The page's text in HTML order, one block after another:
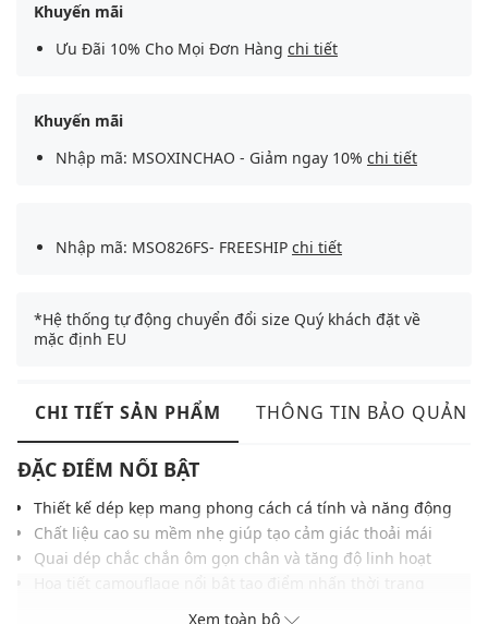
Khuyến mãi
Ưu Đãi 10% Cho Mọi Đơn Hàng chi tiết
Khuyến mãi
Nhập mã: MSOXINCHAO - Giảm ngay 10% chi tiết
Nhập mã: MSO826FS- FREESHIP chi tiết
*Hệ thống tự động chuyển đổi size Quý khách đặt về
mặc định EU
CHI TIẾT SẢN PHẨM THÔNG TIN BẢO QUẢN
ĐẶC ĐIỂM NỔI BẬT
Thiết kế dép kẹp mang phong cách cá tính và năng động
Chất liệu cao su mềm nhẹ giúp tạo cảm giác thoải mái
Quai dép chắc chắn ôm gọn chân và tăng độ linh hoạt
Bề mặt đế vân nổi giúp tăng độ bám, hạn chế trơn trượt
Xem toàn bộ